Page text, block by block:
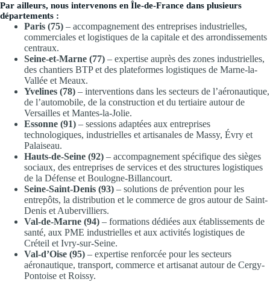
Par ailleurs, nous intervenons en Île-de-France dans plusieurs
départements :
Paris (75) – accompagnement des entreprises industrielles,
commerciales et logistiques de la capitale et des arrondissements
centraux.
Seine-et-Marne (77) – expertise auprès des zones industrielles,
des chantiers BTP et des plateformes logistiques de Marne-la-
Vallée et Meaux.
Yvelines (78) – interventions dans les secteurs de l’aéronautique,
de l’automobile, de la construction et du tertiaire autour de
Versailles et Mantes-la-Jolie.
Essonne (91) – sessions adaptées aux entreprises
technologiques, industrielles et artisanales de Massy, Évry et
Palaiseau.
Hauts-de-Seine (92) – accompagnement spécifique des sièges
sociaux, des entreprises de services et des structures logistiques
de la Défense et Boulogne-Billancourt.
Seine-Saint-Denis (93) – solutions de prévention pour les
entrepôts, la distribution et le commerce de gros autour de Saint-
Denis et Aubervilliers.
Val-de-Marne (94) – formations dédiées aux établissements de
santé, aux PME industrielles et aux activités logistiques de
Créteil et Ivry-sur-Seine.
Val-d’Oise (95) – expertise renforcée pour les secteurs
aéronautique, transport, commerce et artisanat autour de Cergy-
Pontoise et Roissy.